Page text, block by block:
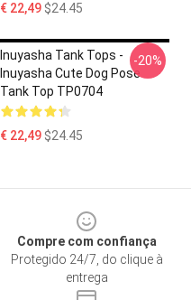
€ 22,49$24.45
Inuyasha Tank Tops -
Inuyasha Cute Dog Pose
Tank Top TP0704
€ 22,49$24.45
-20%
Compre com confiança
Protegido 24/7, do clique à
entrega